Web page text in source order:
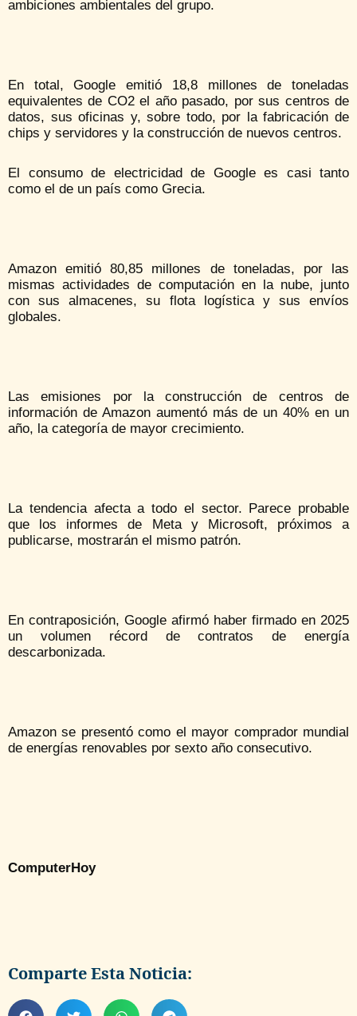
ambiciones ambientales del grupo.
En total, Google emitió 18,8 millones de toneladas
equivalentes de CO2 el año pasado, por sus centros de
datos, sus oficinas y, sobre todo, por la fabricación de
chips y servidores y la construcción de nuevos centros.
El consumo de electricidad de Google es casi tanto
como el de un país como Grecia.
Amazon emitió 80,85 millones de toneladas, por las
mismas actividades de computación en la nube, junto
con sus almacenes, su flota logística y sus envíos
globales.
Las emisiones por la construcción de centros de
información de Amazon aumentó más de un 40% en un
año, la categoría de mayor crecimiento.
La tendencia afecta a todo el sector. Parece probable
que los informes de Meta y Microsoft, próximos a
publicarse, mostrarán el mismo patrón.
En contraposición, Google afirmó haber firmado en 2025
un volumen récord de contratos de energía
descarbonizada.
Amazon se presentó como el mayor comprador mundial
de energías renovables por sexto año consecutivo.
ComputerHoy
Comparte Esta Noticia: